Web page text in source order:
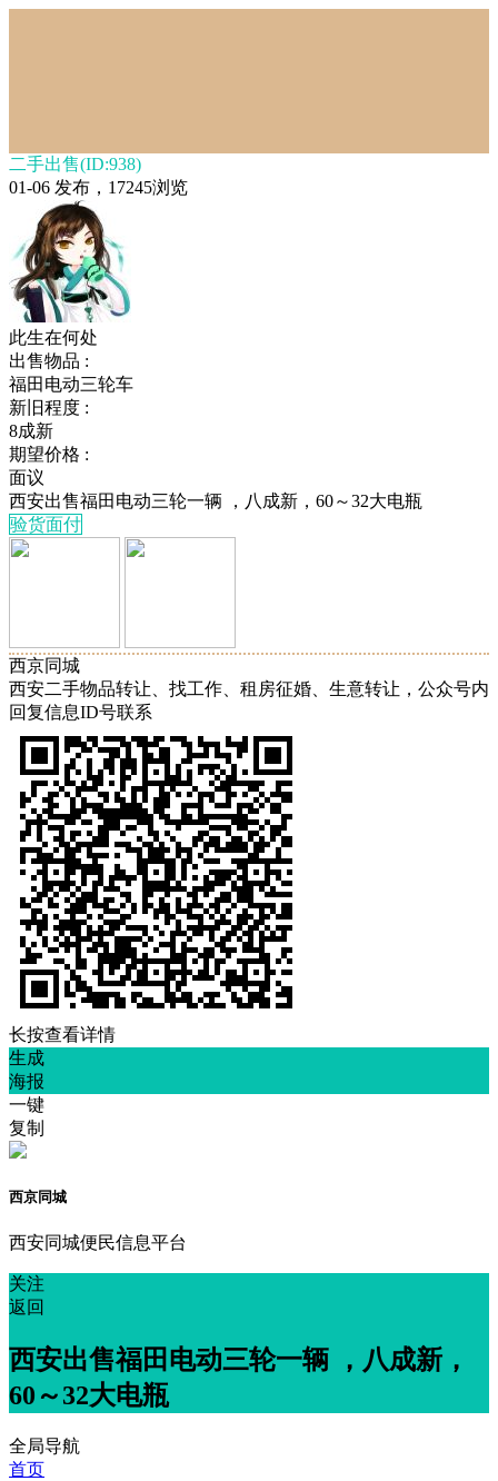
二手出售(ID:938)
01-06 发布，17245浏览
此生在何处
出售物品 :
福田电动三轮车
新旧程度 :
8成新
期望价格 :
面议
西安出售福田电动三轮一辆 ，八成新，60～32大电瓶
验货面付
西京同城
西安二手物品转让、找工作、租房征婚、生意转让，公众号内
回复信息ID号联系
长按查看详情
生成
海报
一键
复制
西京同城
西安同城便民信息平台
关注
返回
西安出售福田电动三轮一辆 ，八成新，
60～32大电瓶
全局导航
首页